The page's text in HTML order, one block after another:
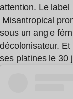
attention. Le label
Misantropical
sous un angle
décolonisateur.
ses platines le 30